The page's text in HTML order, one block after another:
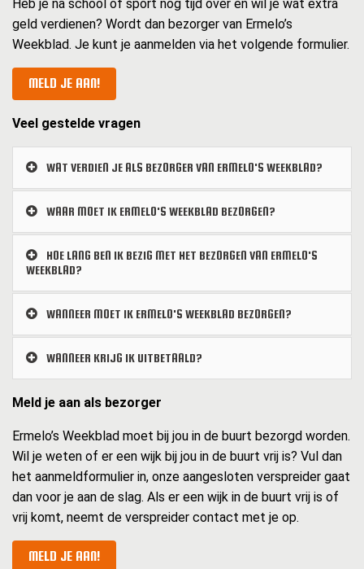
Heb je na school of sport nog tijd over en wil je wat extra
geld verdienen? Wordt dan bezorger van Ermelo’s
Weekblad. Je kunt je aanmelden via het volgende formulier.
MELD JE AAN!
Veel gestelde vragen
WAT VERDIEN JE ALS BEZORGER VAN ERMELO'S WEEKBLAD?
WAAR MOET IK ERMELO'S WEEKBLAD BEZORGEN?
HOE LANG BEN IK BEZIG MET HET BEZORGEN VAN ERMELO'S
WEEKBLAD?
WANNEER MOET IK ERMELO'S WEEKBLAD BEZORGEN?
WANNEER KRIJG IK UITBETAALD?
Meld je aan als bezorger
Ermelo’s Weekblad moet bij jou in de buurt bezorgd worden.
Wil je weten of er een wijk bij jou in de buurt vrij is? Vul dan
het aanmeldformulier in, onze aangesloten verspreider gaat
dan voor je aan de slag. Als er een wijk in de buurt vrij is of
vrij komt, neemt de verspreider contact met je op.
MELD JE AAN!